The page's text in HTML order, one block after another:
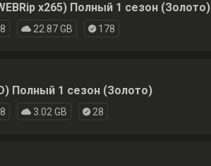
x265) Полный 1 сезон (Золото)
22.87 GB 178
Полный 1 сезон (Золото)
3.02 GB 28